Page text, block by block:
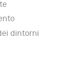
dintorni